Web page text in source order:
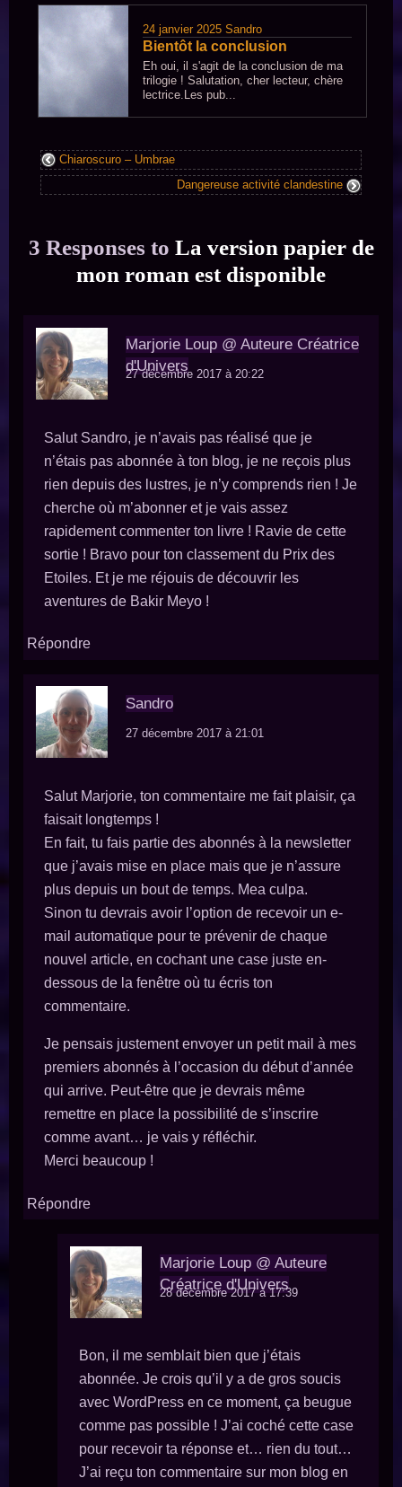
24 janvier 2025 Sandro
Bientôt la conclusion
Eh oui, il s'agit de la conclusion de ma
trilogie ! Salutation, cher lecteur, chère
lectrice.Les pub...
Chiaroscuro – Umbrae
Dangereuse activité clandestine
3 Responses to La version papier de
mon roman est disponible
Marjorie Loup @ Auteure Créatrice
d'Univers
27 décembre 2017 à 20:22
Salut Sandro, je n’avais pas réalisé que je
n’étais pas abonnée à ton blog, je ne reçois plus
rien depuis des lustres, je n’y comprends rien ! Je
cherche où m’abonner et je vais assez
rapidement commenter ton livre ! Ravie de cette
sortie ! Bravo pour ton classement du Prix des
Etoiles. Et je me réjouis de découvrir les
aventures de Bakir Meyo !
Répondre
Sandro
27 décembre 2017 à 21:01
Salut Marjorie, ton commentaire me fait plaisir, ça
faisait longtemps !
En fait, tu fais partie des abonnés à la newsletter
que j’avais mise en place mais que je n’assure
plus depuis un bout de temps. Mea culpa.
Sinon tu devrais avoir l’option de recevoir un e-
mail automatique pour te prévenir de chaque
nouvel article, en cochant une case juste en-
dessous de la fenêtre où tu écris ton
commentaire.
Je pensais justement envoyer un petit mail à mes
premiers abonnés à l’occasion du début d’année
qui arrive. Peut-être que je devrais même
remettre en place la possibilité de s’inscrire
comme avant… je vais y réfléchir.
Merci beaucoup !
Répondre
Marjorie Loup @ Auteure
Créatrice d'Univers
28 décembre 2017 à 17:39
Bon, il me semblait bien que j’étais
abonnée. Je crois qu’il y a de gros soucis
avec WordPress en ce moment, ça beugue
comme pas possible ! J’ai coché cette case
pour recevoir ta réponse et… rien du tout…
J’ai reçu ton commentaire sur mon blog en